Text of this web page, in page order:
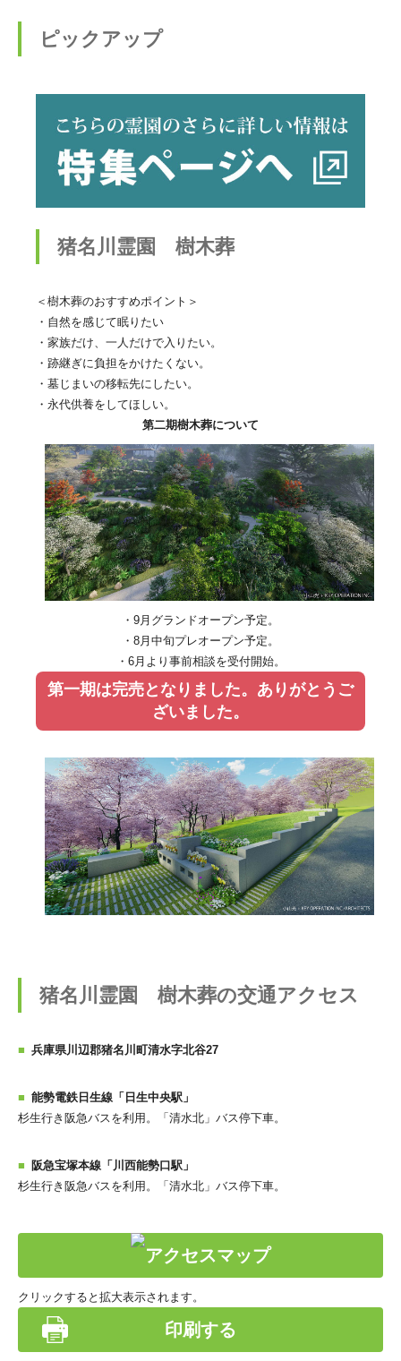
ピックアップ
猪名川霊園 樹木葬
＜樹木葬のおすすめポイント＞
・自然を感じて眠りたい
・家族だけ、一人だけで入りたい。
・跡継ぎに負担をかけたくない。
・墓じまいの移転先にしたい。
・永代供養をしてほしい。
第二期樹木葬について
・9月グランドオープン予定。
・8月中旬プレオープン予定。
・6月より事前相談を受付開始。
第一期は完売となりました。ありがとうご
ざいました。
猪名川霊園 樹木葬の交通アクセス
兵庫県川辺郡猪名川町清水字北谷27
能勢電鉄日生線「日生中央駅」
杉生行き阪急バスを利用。「清水北」バス停下車。
阪急宝塚本線「川西能勢口駅」
杉生行き阪急バスを利用。「清水北」バス停下車。
クリックすると拡大表示されます。
印刷する